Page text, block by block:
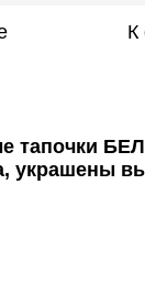
К
тапочки
украшены